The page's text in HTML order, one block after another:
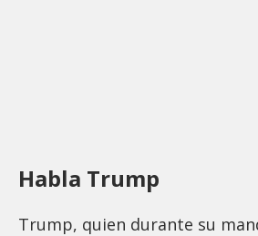
Habla Trump
Trump, quien durante su